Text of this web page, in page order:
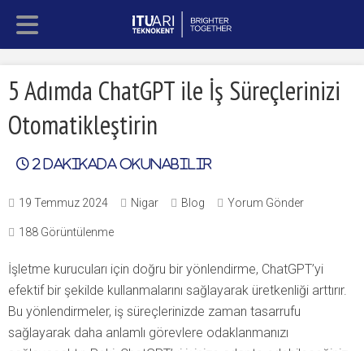
5 Adımda ChatGPT ile İş Süreçlerinizi
Otomatikleştirin
2 dakikada okunabilir
19 Temmuz 2024 Nigar Blog Yorum Gönder
188 Görüntülenme
İşletme kurucuları için doğru bir yönlendirme, ChatGPT’yi
efektif bir şekilde kullanmalarını sağlayarak üretkenliği arttırır.
Bu yönlendirmeler, iş süreçlerinizde zaman tasarrufu
sağlayarak daha anlamlı görevlere odaklanmanızı